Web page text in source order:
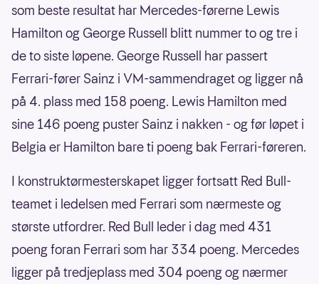
som beste resultat har Mercedes-førerne Lewis
Hamilton og George Russell blitt nummer to og tre i
de to siste løpene. George Russell har passert
Ferrari-fører Sainz i VM-sammendraget og ligger nå
på 4. plass med 158 poeng. Lewis Hamilton med
sine 146 poeng puster Sainz i nakken - og før løpet i
Belgia er Hamilton bare ti poeng bak Ferrari-føreren.
I konstruktørmesterskapet ligger fortsatt Red Bull-
teamet i ledelsen med Ferrari som nærmeste og
største utfordrer. Red Bull leder i dag med 431
poeng foran Ferrari som har 334 poeng. Mercedes
ligger på tredjeplass med 304 poeng og nærmer